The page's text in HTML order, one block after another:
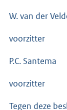
W. van
P.C.
Tegen deze